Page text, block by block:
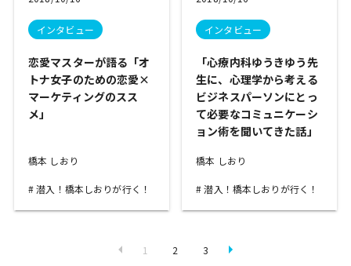
インタビュー
恋愛マスターが語る「オ
トナ女子のための恋愛×
マーケティングのスス
メ」
橋本 しおり
潜入！橋本しおりが行く！
インタビュー
「心療内科ゆうきゆう先
生に、心理学から考える
ビジネスパーソンにとっ
て必要なコミュニケーシ
ョン術を聞いてきた話」
橋本 しおり
潜入！橋本しおりが行く！
1 2 3